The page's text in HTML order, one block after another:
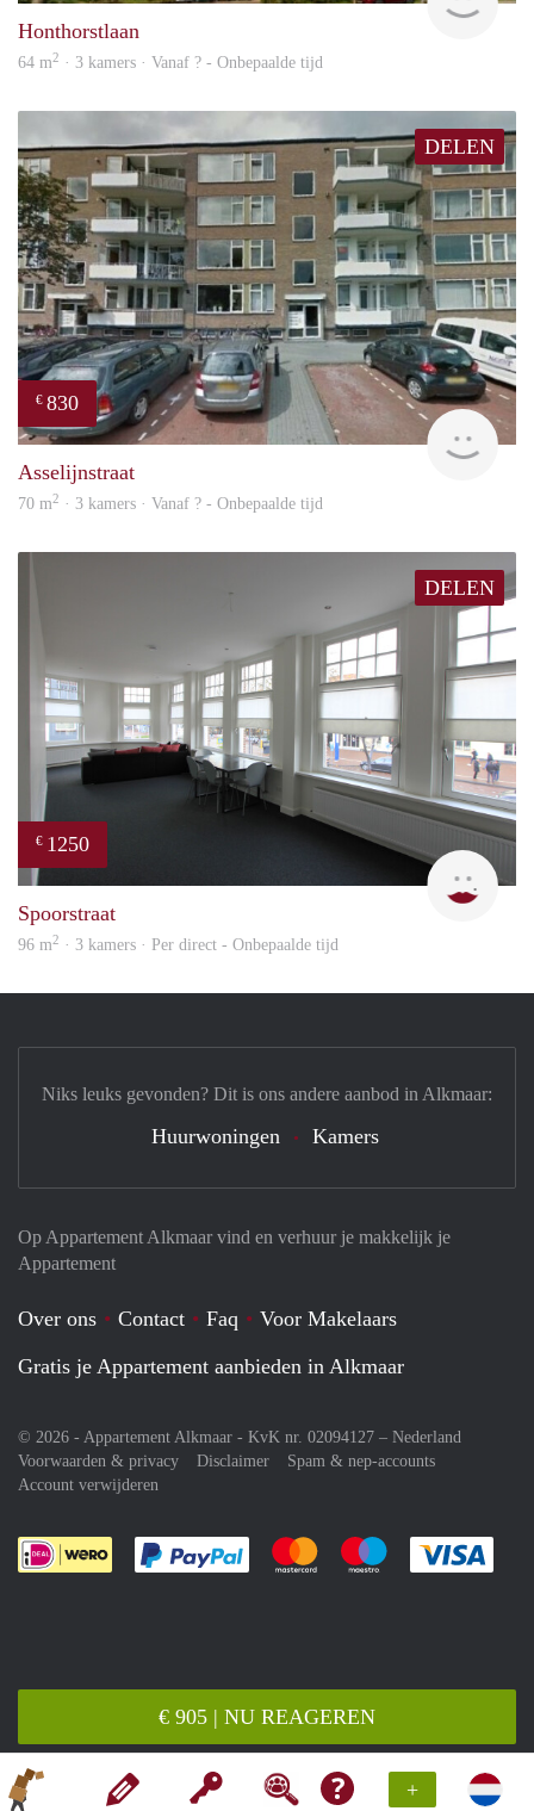
+
€ 905 | NU REAGEREN
Honthorstlaan
64 m2 · 3 kamers · Vanaf ? - Onbepaalde tijd
DELEN
€ 830
rent
Asselijnstraat
70 m2 · 3 kamers · Vanaf ? - Onbepaalde tijd
DELEN
€ 1250
Spoorstraat
96 m2 · 3 kamers · Per direct - Onbepaalde tijd
Op Appartement Alkmaar vind en verhuur je makkelijk je
Appartement
Over ons Contact Faq
Voor Makelaars
Gratis je Appartement aanbieden in Alkmaar
© 2026 - Appartement Alkmaar - KvK nr. 02094127 – Nederland
Voorwaarden & privacy
Disclaimer
Spam & nep-accounts
Account verwijderen
Je rekent gemakkelijk af met Paypal
Je rekent gemakkelijk af met
Je rekent
Niks leuks gevonden? Dit is ons andere aanbod in Alkmaar:
Huurwoningen Kamers